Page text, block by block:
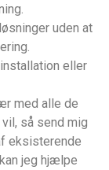
uden at
eller
med alle de
så send mig
eksisterende
jeg hjælpe